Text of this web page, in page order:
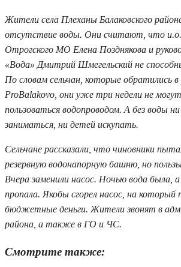
Жители села Плеханы Балаковского
отсутствие воды. Они считают, что и.о.
Отрогского МО Елена Позднякова и
«Вода» Дмитрий Шмегельский не
По словам сельчан, которые обратились
ProBalakovo, они уже три недели не
пользоваться водопроводом. А без воды
заниматься, ни детей искупать.
Сельчане рассказали, что чиновники
резервную водонапорную башню, но
Вчера заменили насос. Ночью вода была,
пропала. Якобы сгорел насос, на
бюджетные деньги. Жители звонят в
района, а также в ГО и ЧС.
Смотрите также: